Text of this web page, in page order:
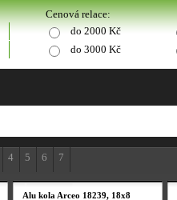
Cenová relace:
do 2000 Kč
do 3000 Kč
4 5 6 7
Alu kola Arceo 18239, 18x8